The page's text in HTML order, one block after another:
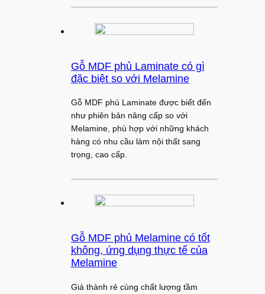
Gỗ MDF phủ Laminate có gì
đặc biệt so với Melamine
Gỗ MDF phủ Laminate được biết đến
như phiên bản nâng cấp so với
Melamine, phù hợp với những khách
hàng có nhu cầu làm nội thất sang
trọng, cao cấp.
Gỗ MDF phủ Melamine có tốt
không, ứng dụng thực tế của
Melamine
Giá thành rẻ cùng chất lượng tầm